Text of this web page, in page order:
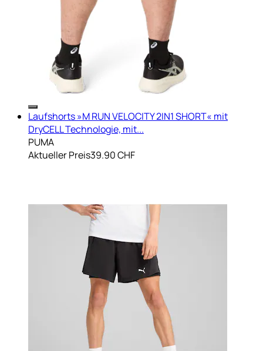
Laufshorts »M RUN VELOCITY 2IN1 SHORT« mit
DryCELL Technologie, mit...
PUMA
Aktueller Preis39.90 CHF